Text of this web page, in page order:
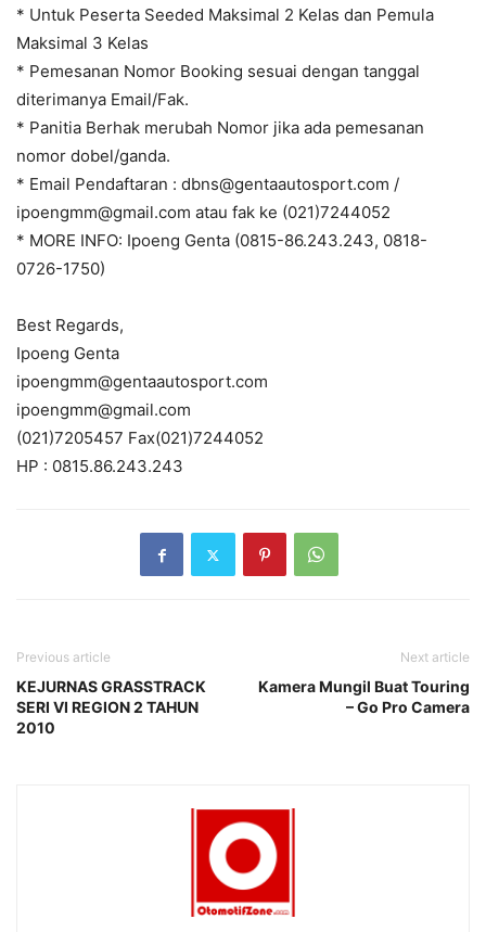
* Untuk Peserta Seeded Maksimal 2 Kelas dan Pemula
Maksimal 3 Kelas
* Pemesanan Nomor Booking sesuai dengan tanggal
diterimanya Email/Fak.
* Panitia Berhak merubah Nomor jika ada pemesanan
nomor dobel/ganda.
* Email Pendaftaran : dbns@gentaautosport.com /
ipoengmm@gmail.com atau fak ke (021)7244052
* MORE INFO: Ipoeng Genta (0815-86.243.243, 0818-
0726-1750)
Best Regards,
Ipoeng Genta
ipoengmm@gentaautosport.com
ipoengmm@gmail.com
(021)7205457 Fax(021)7244052
HP : 0815.86.243.243
Previous article
KEJURNAS GRASSTRACK
SERI VI REGION 2 TAHUN
2010
Next article
Kamera Mungil Buat Touring
– Go Pro Camera